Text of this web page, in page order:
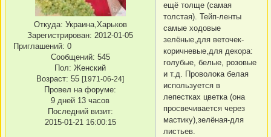
Откуда: Украина,Харьков
Зарегистрирован: 2012-01-05
Приглашений: 0
Сообщений: 545
Пол: Женский
Возраст: 55 [1971-06-24]
Провел на форуме:
9 дней 13 часов
Последний визит:
2015-01-21 16:00:15
ещё толще (самая
толстая). Тейп-ленты
самые ходовые
зелёные,для веточек-
коричневые,для декора:
голубые, белые, розовые
и т.д. Проволока белая
используется в
лепестках цветка (она
просвечивается через
мастику),зелёная-для
листьев.